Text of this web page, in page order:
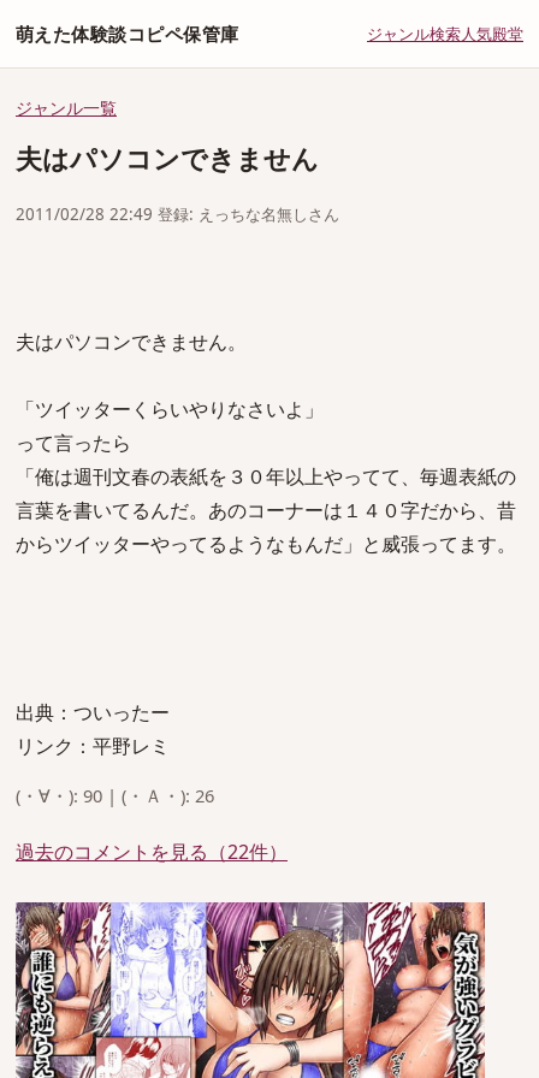
萌えた体験談コピペ保管庫 ジャンル検索人気殿堂
ジャンル一覧
夫はパソコンできません
2011/02/28 22:49 登録: えっちな名無しさん
夫はパソコンできません。
「ツイッターくらいやりなさいよ」
って言ったら
「俺は週刊文春の表紙を３０年以上やってて、毎週表紙の
言葉を書いてるんだ。あのコーナーは１４０字だから、昔
からツイッターやってるようなもんだ」と威張ってます。
出典：ついったー
リンク：平野レミ
(・∀・): 90 | (・Ａ・): 26
過去のコメントを見る（22件）